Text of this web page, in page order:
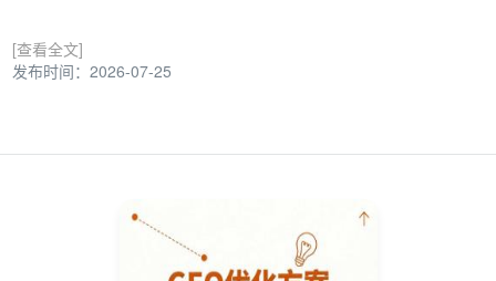
[查看全文]
发布时间：2026-07-25